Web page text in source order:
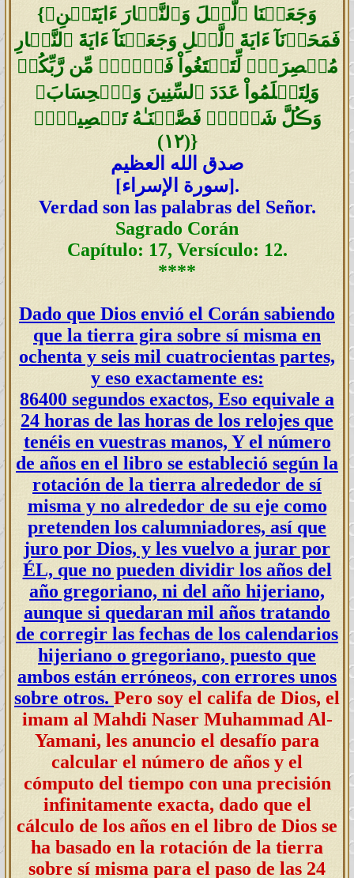
{وَجَعَلۡنَا ٱلَّيۡلَ وَٱلنَّہَارَ ءَايَتَيۡنِ‌ۖ
فَمَحَوۡنَآ ءَايَةَ ٱلَّيۡلِ وَجَعَلۡنَآ ءَايَةَ ٱلنَّہَارِ
مُبۡصِرَةً۬ لِّتَبۡتَغُواْ فَضۡلاً۬ مِّن رَّبِّكُمۡ
وَلِتَعۡلَمُواْ عَدَدَ ٱلسِّنِينَ وَٱلۡحِسَابَ‌ۚ
وَڪُلَّ شَىۡءٍ۬ فَصَّلۡنَـٰهُ تَفۡصِيلاً۬
(١٢)
}
صدق الله العظيم
[سورة الإسراء].
Verdad son las palabras del Señor.
Sagrado Corán
Capítulo: 17, Versículo: 12.
****
Dado que Dios envió el Corán sabiendo
que la tierra gira sobre sí misma en
ochenta y seis mil cuatrocientas partes,
y eso exactamente es:
86400 segundos exactos, Eso equivale a
24 horas de las horas de los relojes que
tenéis en vuestras manos, Y el número
de años en el libro se estableció según la
rotación de la tierra alrededor de sí
misma y no alrededor de su eje como
pretenden los calumniadores, así que
juro por Dios, y les vuelvo a jurar por
ÉL, que no pueden dividir los años del
año gregoriano, ni del año hijeriano,
aunque si quedaran mil años tratando
de corregir las fechas de los calendarios
hijeriano o gregoriano, puesto que
ambos están erróneos, con errores unos
sobre otros. Pero soy el califa de Dios, el
imam al Mahdi Naser Muhammad Al-
Yamani, les anuncio el desafío para
calcular el número de años y el
cómputo del tiempo con una precisión
infinitamente exacta, dado que el
cálculo de los años en el libro de Dios se
ha basado en la rotación de la tierra
sobre sí misma para el paso de las 24